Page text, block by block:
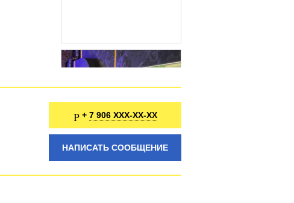
+ 7 906 XXX-XX-XX
НАПИСАТЬ СООБЩЕНИЕ